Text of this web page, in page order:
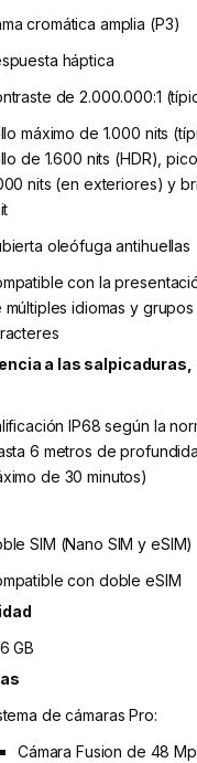
cromática amplia (P3)
háptica
de 2.000.000:1
máximo de 1.000 nits
de 1.600 nits (HDR),
nits (en exteriores) y
oleófuga antihuellas
con la
múltiples idiomas y
a las salpicaduras,
IP68 según la
6 metros de
de 30 minutos)
SIM (Nano SIM y eSIM)
con doble eSIM
GB
de cámaras Pro:
Cámara Fusion de 48